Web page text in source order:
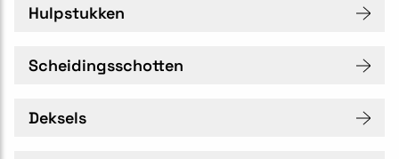
Hulpstukken
Scheidingsschotten
Deksels